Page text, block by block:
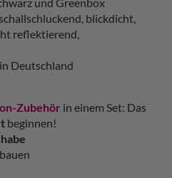
blickdicht,
reflektierend,
Deutschland
Zubehör in einem Set: Das
beginnen!